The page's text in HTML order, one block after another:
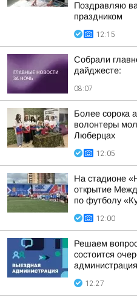
Поздравляю
праздником
12:15
Собрали
дайджесте:
08:07
Более сорока
волонтеры
Люберцах
12:05
На стадионе
открытие
по футболу
12:00
Решаем
состоится
администрация
12:27